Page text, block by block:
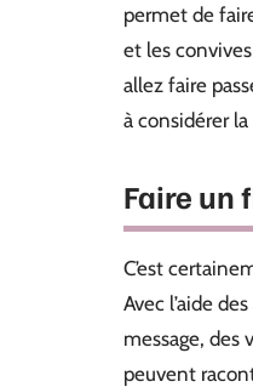
permet de
et les
allez faire
à considérer
Faire un
C’est
Avec l’aide
message, des
peuvent